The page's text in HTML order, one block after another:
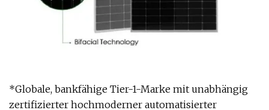
*Globale, bankfähige Tier-1-Marke mit unabhängig
zertifizierter hochmoderner automatisierter